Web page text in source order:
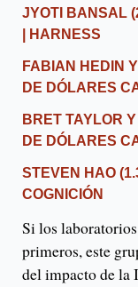
JYOTI BANSAL
HARNESS
FABIAN HEDIN
DE DÓLARES
BRET TAYLOR
DE DÓLARES
STEVEN HAO
COGNICIÓN
Si los
primeros, este
del impacto de la